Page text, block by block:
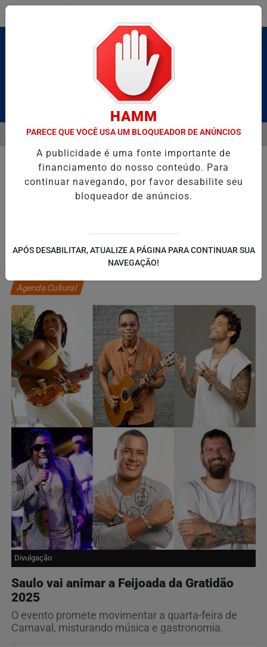
Pesquisar Notícia
E CAIQUE PIMENTA COM O MELHOR DO AXÉ DAS ANTIGAS
EM ALTA
MENU
Agenda Cultural
Divulgação
Saulo vai animar a Feijoada da Gratidão
2025
O evento promete movimentar a quarta-feira de
Carnaval, misturando música e gastronomia.
HAMM
PARECE QUE VOCÊ USA UM BLOQUEADOR DE ANÚNCIOS
A publicidade é uma fonte importante de
financiamento do nosso conteúdo. Para
continuar navegando, por favor desabilite seu
bloqueador de anúncios.
APÓS DESABILITAR, ATUALIZE A PÁGINA PARA CONTINUAR SUA
NAVEGAÇÃO!